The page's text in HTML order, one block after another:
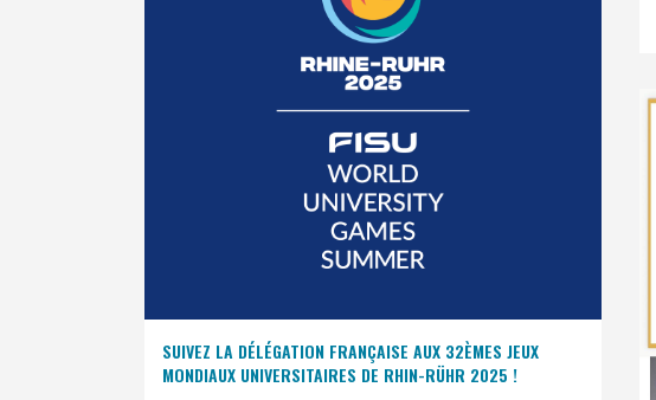
SUIVEZ LA DÉLÉGATION FRANÇAISE AUX 32ÈMES JEUX
MONDIAUX UNIVERSITAIRES DE RHIN-RÜHR 2025 !